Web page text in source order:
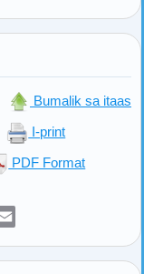
Bumalik sa itaas
I-print
PDF Format